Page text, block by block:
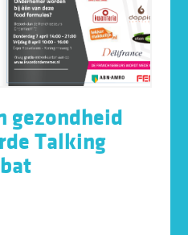
gezondheid
Talking